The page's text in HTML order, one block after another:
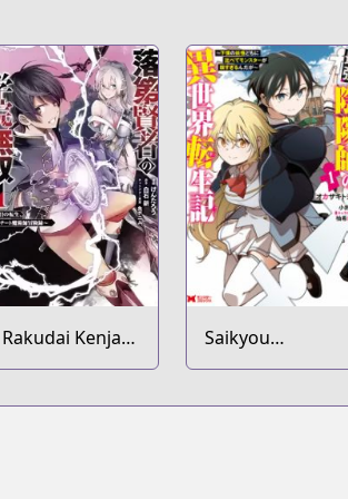
Rakudai Kenja
no Gakuin
Saikyou
Onmyouji no